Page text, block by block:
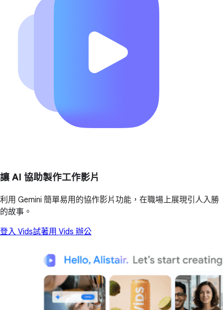
讓 AI 協助製作工作影片
利用 Gemini 簡單易用的協作影片功能，在職場上展現引人入勝
的故事。
登入 Vids試著用 Vids 辦公